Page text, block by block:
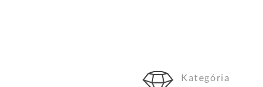
Kategória